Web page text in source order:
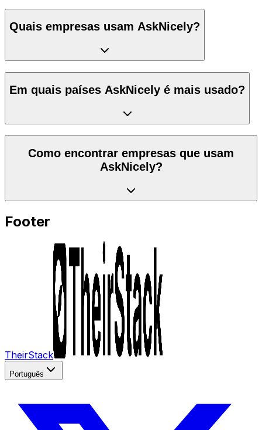
Quais empresas usam AskNicely?
Em quais países AskNicely é mais usado?
Como encontrar empresas que usam
AskNicely?
Footer
TheirStack
Português